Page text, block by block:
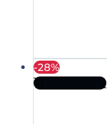
-28%
До кошика